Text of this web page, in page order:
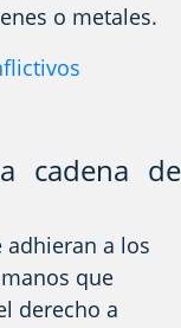
o metales.
cadena de
adhieran a los
que
derecho a